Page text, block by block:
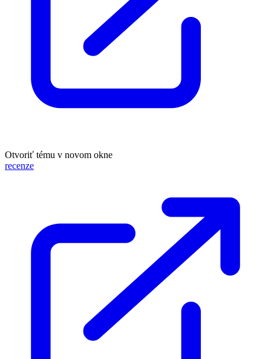
Otvoriť tému v novom okne
recenze